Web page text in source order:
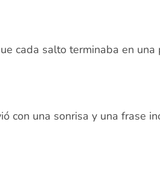
cada salto terminaba en
con una sonrisa y una frase